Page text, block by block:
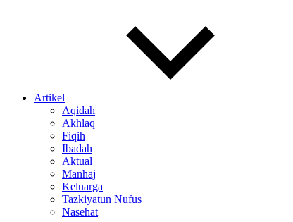
Artikel
Aqidah
Akhlaq
Fiqih
Ibadah
Aktual
Manhaj
Keluarga
Tazkiyatun Nufus
Nasehat